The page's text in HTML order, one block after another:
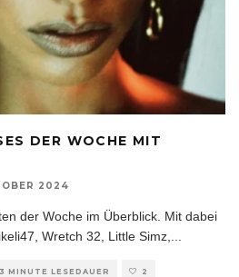
DER WOCHE MIT
2024
der Woche im Überblick. Mit dabei
Wretch 32, Little Simz,
3 MINUTE LESEDAUER 2